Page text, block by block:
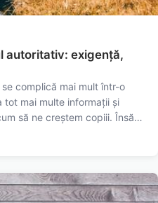
autoritativ: exigență,
complică mai mult într-o
tot mai multe informații și
să ne creștem copiii. Însă e
de mit sau ficțiune. Dacă